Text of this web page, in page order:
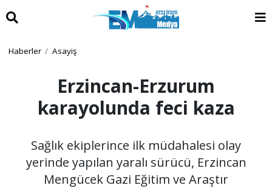
Haberler Asayiş
Erzincan-Erzurum
karayolunda feci kaza
Sağlık ekiplerince ilk müdahalesi olay
yerinde yapılan yaralı sürücü, Erzincan
Mengücek Gazi Eğitim ve Araştır